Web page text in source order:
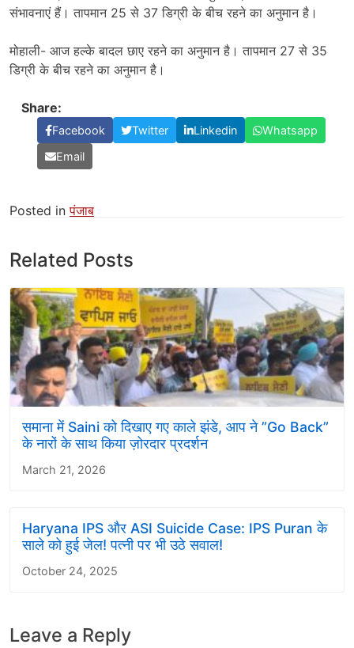
संभावनाएं हैं। तापमान 25 से 37 डिग्री के बीच रहने का अनुमान है।
मोहाली- आज हल्के बादल छाए रहने का अनुमान है। तापमान 27 से 35
डिग्री के बीच रहने का अनुमान है।
Share:
Facebook Twitter Linkedin
Whatsapp
Email
Posted inपंजाब
Related Posts
समाना में Saini को दिखाए गए काले झंडे, आप ने ”Go Back”
के नारों के साथ किया ज़ोरदार प्रदर्शन
March 21, 2026
Haryana IPS और ASI Suicide Case: IPS Puran के
साले को हुई जेल! पत्नी पर भी उठे सवाल!
October 24, 2025
Leave a Reply